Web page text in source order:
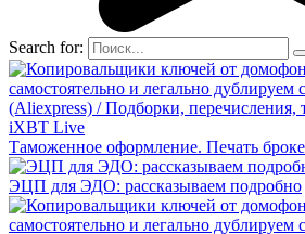
Search for:
Таможенное оформление. Печать
ЭЦП для ЭДО: рассказываем подробно